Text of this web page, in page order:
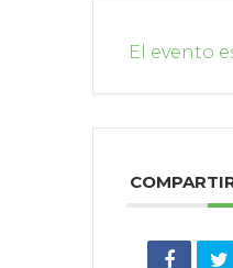
El evento